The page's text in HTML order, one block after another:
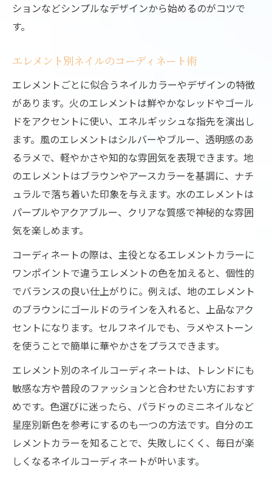
ションなどシンプルなデザインから始めるのがコツで
す。
エレメント別ネイルのコーディネート術
エレメントごとに似合うネイルカラーやデザインの特徴
があります。火のエレメントは鮮やかなレッドやゴール
ドをアクセントに使い、エネルギッシュな指先を演出し
ます。風のエレメントはシルバーやブルー、透明感のあ
るラメで、軽やかさや知的な雰囲気を表現できます。地
のエレメントはブラウンやアースカラーを基調に、ナチ
ュラルで落ち着いた印象を与えます。水のエレメントは
パープルやアクアブルー、クリアな質感で神秘的な雰囲
気を楽しめます。
コーディネートの際は、主役となるエレメントカラーに
ワンポイントで違うエレメントの色を加えると、個性的
でバランスの良い仕上がりに。例えば、地のエレメント
のブラウンにゴールドのラインを入れると、上品なアク
セントになります。セルフネイルでも、ラメやストーン
を使うことで簡単に華やかさをプラスできます。
エレメント別のネイルコーディネートは、トレンドにも
敏感な方や普段のファッションと合わせたい方におすす
めです。色選びに迷ったら、パラドゥのミニネイルなど
星座別新色を参考にするのも一つの方法です。自分のエ
レメントカラーを知ることで、失敗しにくく、毎日が楽
しくなるネイルコーディネートが叶います。